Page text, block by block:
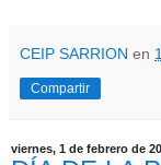
CEIP SARRION en
Compartir
viernes, 1 de febrero de